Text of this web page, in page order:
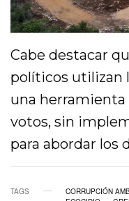
Cabe destacar
políticos utilizan
una herramienta
votos, sin
para abordar los
TAGS CORRUPCIÓN